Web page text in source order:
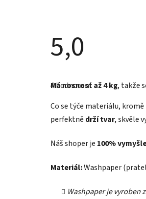
5,0
produktu
5,0
z
5
hvězdiček.
4 hodnocení
Má nosnost až 4 kg, takže
Co se týče materiálu,
perfektně drží tvar, skvěle
Náš shoper je 100%
Materiál:Washpaper
Washpaper je vyroben